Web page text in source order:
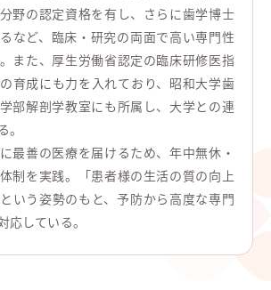
野の認定資格を有し、さらに歯学博士
など、臨床・研究の両面で高い専門性
また、厚生労働省認定の臨床研修医指
育成にも力を入れており、昭和大学歯
部解剖学教室にも所属し、大学との連
最善の医療を届けるため、年中無休・
制を実践。「患者様の生活の質の向上
いう姿勢のもと、予防から高度な専門
応している。